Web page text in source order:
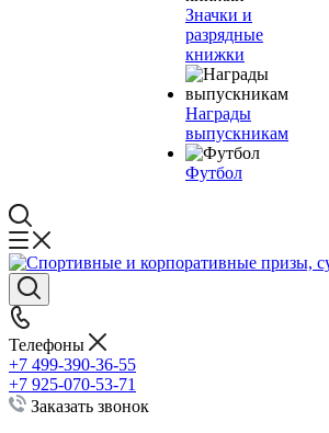
Значки и
разрядные
книжки
Награды
выпускникам
Футбол
Телефоны
+7 499-390-36-55
+7 925-070-53-71
Заказать звонок